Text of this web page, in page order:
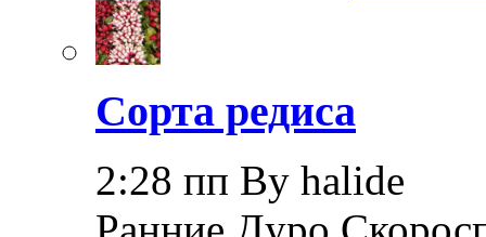
Сорта редиса
2:28 пп By halide